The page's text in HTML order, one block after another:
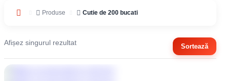
Produse Cutie de 200 bucati
Afișez singurul rezultat Sortează